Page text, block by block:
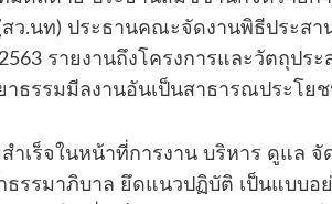
(สว.นท) ประธานคณะจัดงานพิธีประ
รายงานถึงโครงการและวัตถุปร
ธรรมมีลงานอันเป็นสาธารณประโย
ำเร็จในหน้าที่การงาน บริหาร ดูแล
รรมาภิบาล ยึดแนวปฏิบัติ เป็นแบบอ